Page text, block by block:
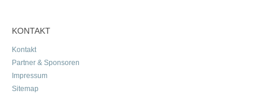
KONTAKT
Kontakt
Partner & Sponsoren
Impressum
Sitemap